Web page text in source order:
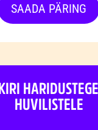
SAADA PÄRING
HUVILISTELE